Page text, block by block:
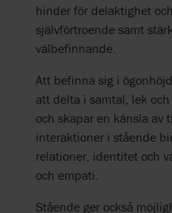
hinder för delaktighet
självförtroende samt
välbefinnande.
Att befinna sig i
att delta i samtal, lek
och skapar en känsla av
interaktioner i stående
relationer, identitet och
och empati.
Stående ger också